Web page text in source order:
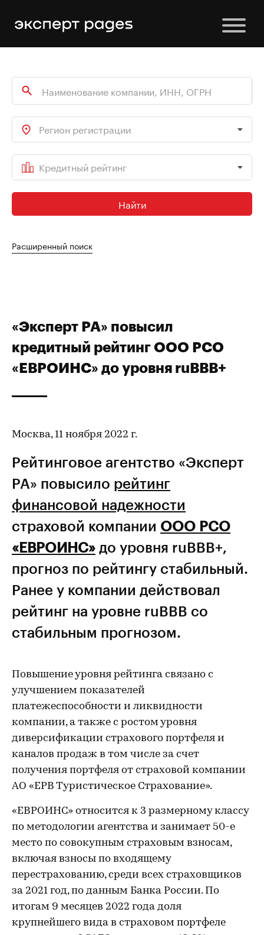
Регион регистрации
Кредитный рейтинг
Найти
Расширенный поиск
«Эксперт РА» повысил
кредитный рейтинг ООО РСО
«ЕВРОИНС» до уровня ruBBB+
Москва, 11 ноября 2022 г.
Рейтинговое агентство «Эксперт
РА» повысило рейтинг
финансовой надежности
страховой компании ООО РСО
«ЕВРОИНС» до уровня ruBBB+,
прогноз по рейтингу стабильный.
Ранее у компании действовал
рейтинг на уровне ruBBB со
стабильным прогнозом.
Повышение уровня рейтинга связано с
улучшением показателей
платежеспособности и ликвидности
компании, а также с ростом уровня
диверсификации страхового портфеля и
каналов продаж в том числе за счет
получения портфеля от страховой компании
АО «ЕРВ Туристическое Страхование».
«ЕВРОИНС» относится к 3 размерному классу
по методологии агентства и занимает 50-е
место по совокупным страховым взносам,
включая взносы по входящему
перестрахованию, среди всех страховщиков
за 2021 год, по данным Банка России. По
итогам 9 месяцев 2022 года доля
крупнейшего вида в страховом портфеле